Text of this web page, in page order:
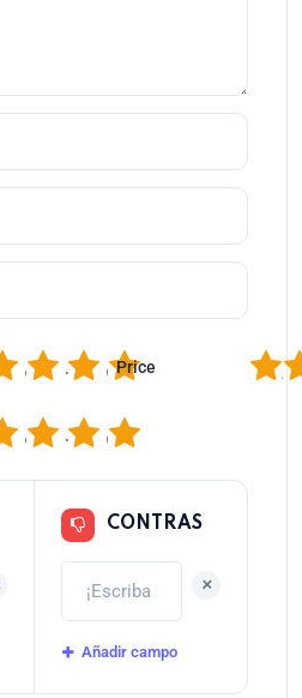
5
4
3 Price 2
5
4
3
CONTRAS
+
Añadir campo